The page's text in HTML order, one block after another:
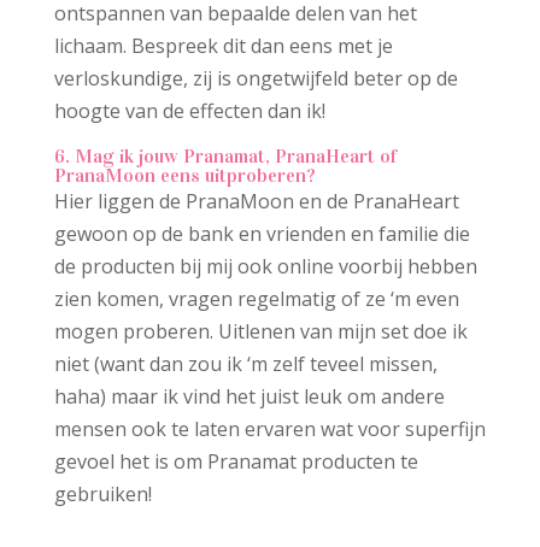
ontspannen van bepaalde delen van het
lichaam. Bespreek dit dan eens met je
verloskundige, zij is ongetwijfeld beter op de
hoogte van de effecten dan ik!
6. Mag ik jouw Pranamat, PranaHeart of
PranaMoon eens uitproberen?
Hier liggen de PranaMoon en de PranaHeart
gewoon op de bank en vrienden en familie die
de producten bij mij ook online voorbij hebben
zien komen, vragen regelmatig of ze ‘m even
mogen proberen. Uitlenen van mijn set doe ik
niet (want dan zou ik ‘m zelf teveel missen,
haha) maar ik vind het juist leuk om andere
mensen ook te laten ervaren wat voor superfijn
gevoel het is om Pranamat producten te
gebruiken!